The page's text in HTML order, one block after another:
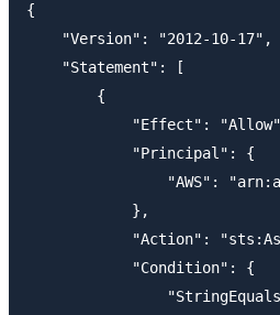
{
    "Version": "2012-10-17",
    "Statement": [
        {
"Effect":
            "Principal": {
"AWS":
            },
"Action":
            "Condition": {